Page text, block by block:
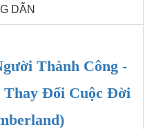
DẪN
Thành Công -
Thay Đổi Cuộc Đời